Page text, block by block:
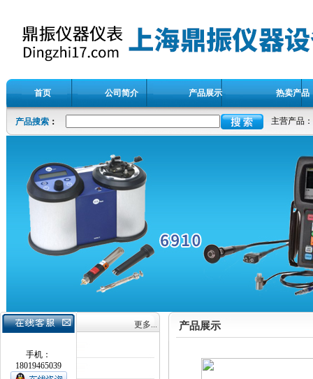
首页 公司简介 产品展示 热卖产品
产品搜索： 主营产品：
手机：
18019465039
产品目录 更多...
德国Erichsen
产品展示